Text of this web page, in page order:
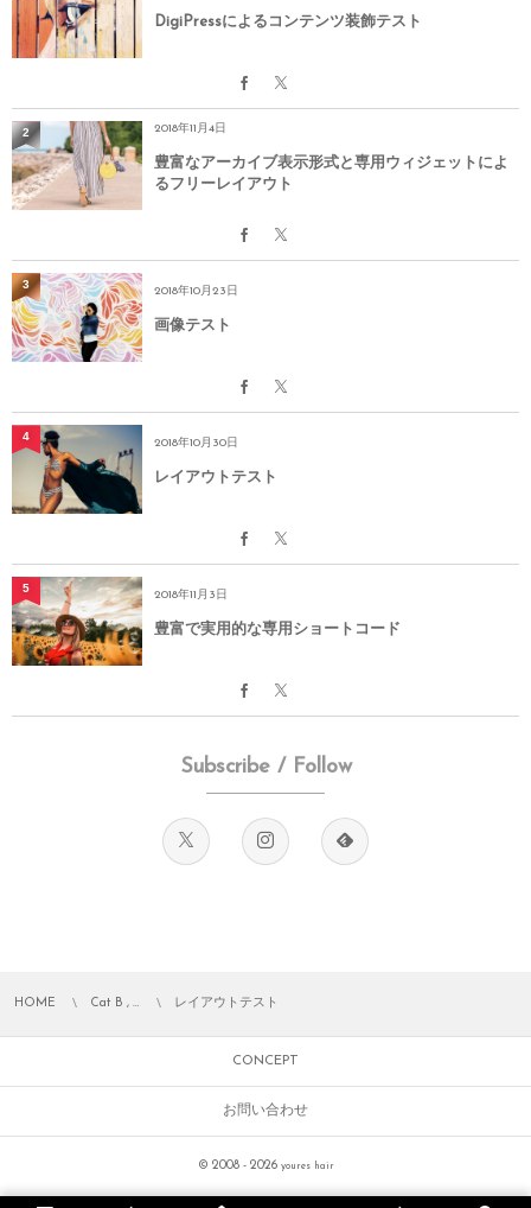
DigiPressによるコンテンツ装飾テスト
2018年11月4日
豊富なアーカイブ表示形式と専用ウィジェットによ
るフリーレイアウト
2
2018年10月23日
画像テスト
3
2018年10月30日
レイアウトテスト
4
2018年11月3日
豊富で実用的な専用ショートコード
5
Subscribe / Follow
HOME Cat B , … レイアウトテスト
CONCEPT
お問い合わせ
© 2008 - 2026 youres hair